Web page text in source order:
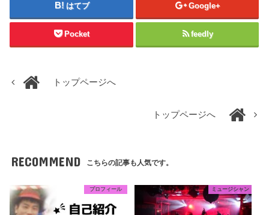
はてブ Google+
Pocket feedly
トップページへ
トップページへ
RECOMMEND こちらの記事も人気です。
プロフィール ミュージシャン